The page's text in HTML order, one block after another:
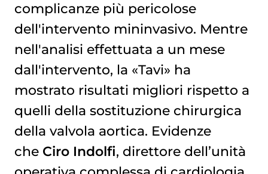
complicanze più pericolose
dell'intervento mininvasivo. Mentre
nell'analisi effettuata a un mese
dall'intervento, la «Tavi» ha
mostrato risultati migliori rispetto a
quelli della sostituzione chirurgica
della valvola aortica. Evidenze
che Ciro Indolfi, direttore dell’unità